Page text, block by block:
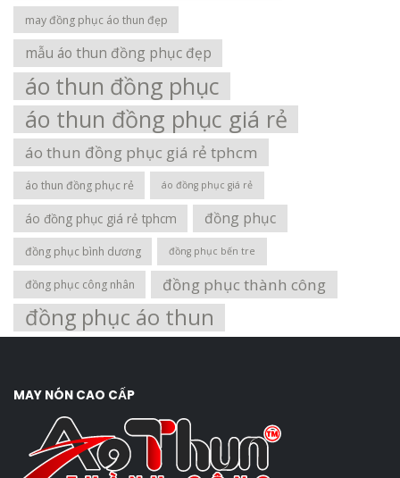
may đồng phục áo thun đẹp
mẫu áo thun đồng phục đẹp
áo thun đồng phục
áo thun đồng phục giá rẻ
áo thun đồng phục giá rẻ tphcm
áo thun đồng phục rẻ áo đồng phục giá rẻ
áo đồng phục giá rẻ tphcm đồng phục
đồng phục bình dương đồng phục bến tre
đồng phục công nhân đồng phục thành công
đồng phục áo thun
MAY NÓN CAO CẤP